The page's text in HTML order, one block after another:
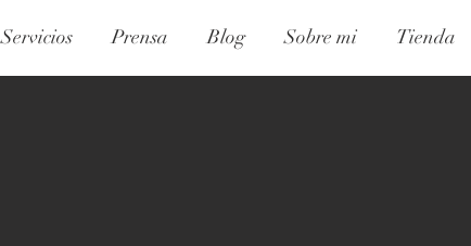
Servicios Prensa Blog Sobre mi Tienda